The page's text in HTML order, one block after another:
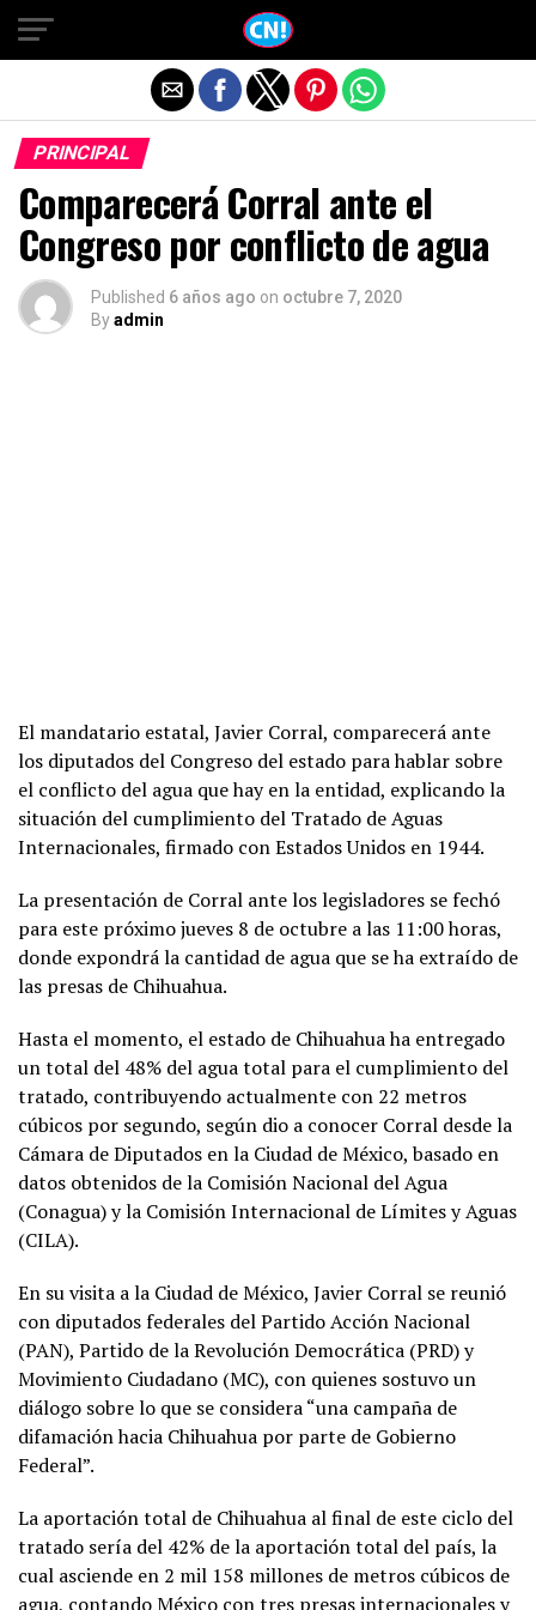
PRINCIPAL
Comparecerá Corral ante el
Congreso por conflicto de agua
Published 6 años ago on octubre 7, 2020
Byadmin
El mandatario estatal, Javier Corral, comparecerá ante
los diputados del Congreso del estado para hablar sobre
el conflicto del agua que hay en la entidad, explicando la
situación del cumplimiento del Tratado de Aguas
Internacionales, firmado con Estados Unidos en 1944.
La presentación de Corral ante los legisladores se fechó
para este próximo jueves 8 de octubre a las 11:00 horas,
donde expondrá la cantidad de agua que se ha extraído de
las presas de Chihuahua.
Hasta el momento, el estado de Chihuahua ha entregado
un total del 48% del agua total para el cumplimiento del
tratado, contribuyendo actualmente con 22 metros
cúbicos por segundo, según dio a conocer Corral desde la
Cámara de Diputados en la Ciudad de México, basado en
datos obtenidos de la Comisión Nacional del Agua
(Conagua) y la Comisión Internacional de Límites y Aguas
(CILA).
En su visita a la Ciudad de México, Javier Corral se reunió
con diputados federales del Partido Acción Nacional
(PAN), Partido de la Revolución Democrática (PRD) y
Movimiento Ciudadano (MC), con quienes sostuvo un
diálogo sobre lo que se considera “una campaña de
difamación hacia Chihuahua por parte de Gobierno
Federal”.
La aportación total de Chihuahua al final de este ciclo del
tratado sería del 42% de la aportación total del país, la
cual asciende en 2 mil 158 millones de metros cúbicos de
agua, contando México con tres presas internacionales y
Salir de la versión móvil